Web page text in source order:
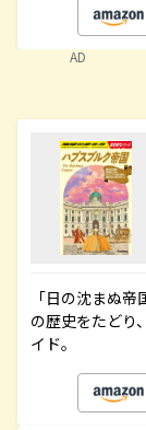
AD
「日の沈まぬ
の歴史をたどり
イド。